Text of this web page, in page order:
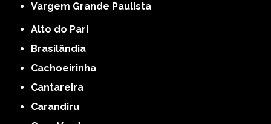
Vargem Grande Paulista
Alto do Pari
Brasilândia
Cachoeirinha
Cantareira
Carandiru